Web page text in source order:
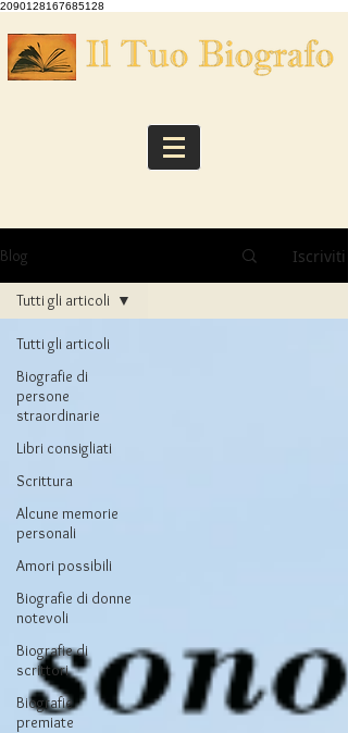
2090128167685128
Blog Iscriviti
Tutti gli articoli
Biografie di
persone
straordinarie
Libri consigliati
Scrittura
Alcune memorie
personali
Amori possibili
Biografie di donne
notevoli
Biografie di
scrittori
Biografie
premiate
Tutti gli articoli